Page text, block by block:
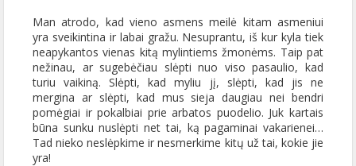
Man atrodo, kad vieno asmens meilė kitam asmeniui
yra sveikintina ir labai gražu. Nesuprantu, iš kur kyla tiek
neapykantos vienas kitą mylintiems žmonėms. Taip pat
nežinau, ar sugebėčiau slėpti nuo viso pasaulio, kad
turiu vaikiną. Slėpti, kad myliu jį, slėpti, kad jis ne
mergina ar slėpti, kad mus sieja daugiau nei bendri
pomėgiai ir pokalbiai prie arbatos puodelio. Juk kartais
būna sunku nuslėpti net tai, ką pagaminai vakarienei…
Tad nieko neslėpkime ir nesmerkime kitų už tai, kokie jie
yra!